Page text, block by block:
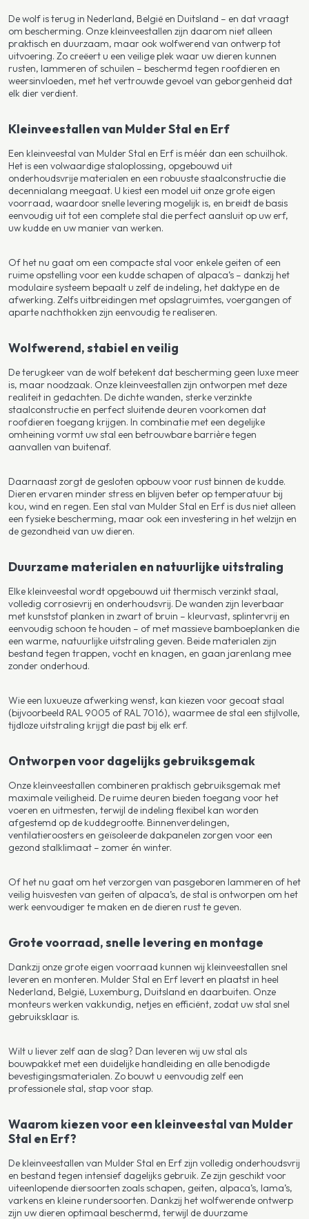
De wolf is terug in Nederland, België en Duitsland – en dat vraagt
om bescherming. Onze kleinveestallen zijn daarom niet alleen
praktisch en duurzaam, maar ook wolfwerend van ontwerp tot
uitvoering. Zo creëert u een veilige plek waar uw dieren kunnen
rusten, lammeren of schuilen – beschermd tegen roofdieren en
weersinvloeden, met het vertrouwde gevoel van geborgenheid dat
elk dier verdient.
Kleinveestallen van Mulder Stal en Erf
Een kleinveestal van Mulder Stal en Erf is méér dan een schuilhok.
Het is een volwaardige staloplossing, opgebouwd uit
onderhoudsvrije materialen en een robuuste staalconstructie die
decennialang meegaat. U kiest een model uit onze grote eigen
voorraad, waardoor snelle levering mogelijk is, en breidt de basis
eenvoudig uit tot een complete stal die perfect aansluit op uw erf,
uw kudde en uw manier van werken.
Of het nu gaat om een compacte stal voor enkele geiten of een
ruime opstelling voor een kudde schapen of alpaca’s – dankzij het
modulaire systeem bepaalt u zelf de indeling, het daktype en de
afwerking. Zelfs uitbreidingen met opslagruimtes, voergangen of
aparte nachthokken zijn eenvoudig te realiseren.
Wolfwerend, stabiel en veilig
De terugkeer van de wolf betekent dat bescherming geen luxe meer
is, maar noodzaak. Onze kleinveestallen zijn ontworpen met deze
realiteit in gedachten. De dichte wanden, sterke verzinkte
staalconstructie en perfect sluitende deuren voorkomen dat
roofdieren toegang krijgen. In combinatie met een degelijke
omheining vormt uw stal een betrouwbare barrière tegen
aanvallen van buitenaf.
Daarnaast zorgt de gesloten opbouw voor rust binnen de kudde.
Dieren ervaren minder stress en blijven beter op temperatuur bij
kou, wind en regen. Een stal van Mulder Stal en Erf is dus niet alleen
een fysieke bescherming, maar ook een investering in het welzijn en
de gezondheid van uw dieren.
Duurzame materialen en natuurlijke uitstraling
Elke kleinveestal wordt opgebouwd uit thermisch verzinkt staal,
volledig corrosievrij en onderhoudsvrij. De wanden zijn leverbaar
met kunststof planken in zwart of bruin – kleurvast, splintervrij en
eenvoudig schoon te houden – of met massieve bamboeplanken die
een warme, natuurlijke uitstraling geven. Beide materialen zijn
bestand tegen trappen, vocht en knagen, en gaan jarenlang mee
zonder onderhoud.
Wie een luxueuze afwerking wenst, kan kiezen voor gecoat staal
(bijvoorbeeld RAL 9005 of RAL 7016), waarmee de stal een stijlvolle,
tijdloze uitstraling krijgt die past bij elk erf.
Ontworpen voor dagelijks gebruiksgemak
Onze kleinveestallen combineren praktisch gebruiksgemak met
maximale veiligheid. De ruime deuren bieden toegang voor het
voeren en uitmesten, terwijl de indeling flexibel kan worden
afgestemd op de kuddegrootte. Binnenverdelingen,
ventilatieroosters en geïsoleerde dakpanelen zorgen voor een
gezond stalklimaat – zomer én winter.
Of het nu gaat om het verzorgen van pasgeboren lammeren of het
veilig huisvesten van geiten of alpaca’s, de stal is ontworpen om het
werk eenvoudiger te maken en de dieren rust te geven.
Grote voorraad, snelle levering en montage
Dankzij onze grote eigen voorraad kunnen wij kleinveestallen snel
leveren en monteren. Mulder Stal en Erf levert en plaatst in heel
Nederland, België, Luxemburg, Duitsland en daarbuiten. Onze
monteurs werken vakkundig, netjes en efficiënt, zodat uw stal snel
gebruiksklaar is.
Wilt u liever zelf aan de slag? Dan leveren wij uw stal als
bouwpakket met een duidelijke handleiding en alle benodigde
bevestigingsmaterialen. Zo bouwt u eenvoudig zelf een
professionele stal, stap voor stap.
Waarom kiezen voor een kleinveestal van Mulder
Stal en Erf?
De kleinveestallen van Mulder Stal en Erf zijn volledig onderhoudsvrij
en bestand tegen intensief dagelijks gebruik. Ze zijn geschikt voor
uiteenlopende diersoorten zoals schapen, geiten, alpaca’s, lama’s,
varkens en kleine rundersoorten. Dankzij het wolfwerende ontwerp
zijn uw dieren optimaal beschermd, terwijl de duurzame